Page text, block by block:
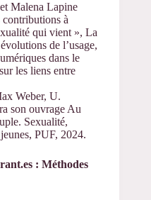
Malena Lapine
à
qui vient », La
de l’usage,
dans le
les liens entre
Weber, U.
son ouvrage Au
Sexualité,
PUF, 2024.
: Méthodes